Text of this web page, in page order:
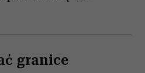
granice